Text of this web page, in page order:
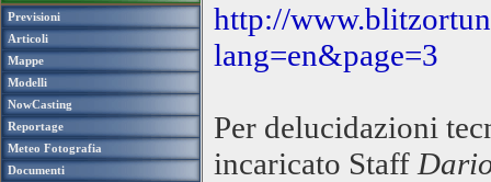
Previsioni
Articoli
Mappe
Modelli
NowCasting
Reportage
Meteo Fotografia
Documenti
http://
lang=en&page=3
Per delucidazioni
incaricato Staff